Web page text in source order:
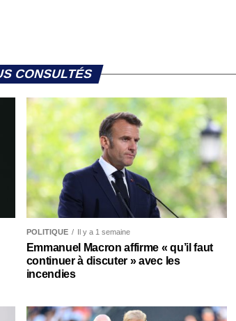
CONSULTÉS
POLITIQUE Il y a 1 semaine
Emmanuel Macron affirme « qu’il faut
continuer à discuter » avec les
incendies